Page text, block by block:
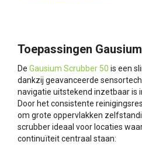
Toepassingen
De Gausium Scrubber 50 is een
dankzij geavanceerde
navigatie uitstekend inzetbaar is
Door het consistente
om grote oppervlakken
scrubber ideaal voor locaties
continuïteit centraal staan: